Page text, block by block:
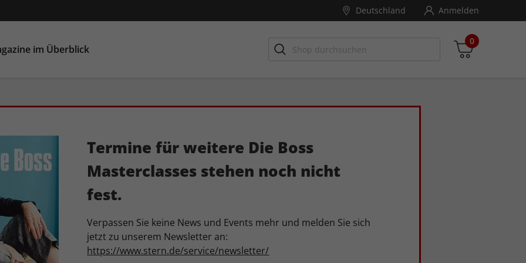
Deutschland Anmelden
im Überblick
0
inkl. MwSt., ggf. zzgl. Versandkosten
Termine für weitere Die Boss
Masterclasses stehen noch nicht
fest.
Verpassen Sie keine News und Events mehr und melden Sie sich
jetzt zu unserem Newsletter an:
https://www.stern.de/service/newsletter/